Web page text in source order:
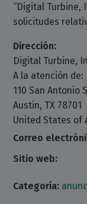
“Digital Turbine,
solicitudes
Dirección:
Digital Turbine,
A la atención
110 San Antonio
Austin, TX 78701
United States of
Correo
Sitio web:
Categoría: